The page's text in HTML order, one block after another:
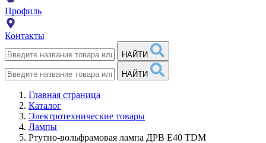
Профиль
Контакты
НАЙТИ
НАЙТИ
Главная страница
Каталог
Электротехнические товары
Лампы
Ртутно-вольфрамовая лампа ДРВ E40 TDM